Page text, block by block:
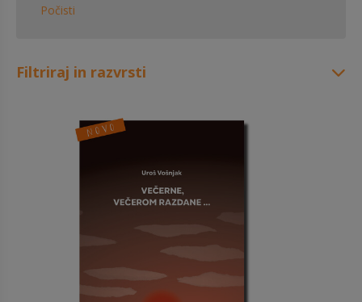
Počisti
Filtriraj in razvrsti